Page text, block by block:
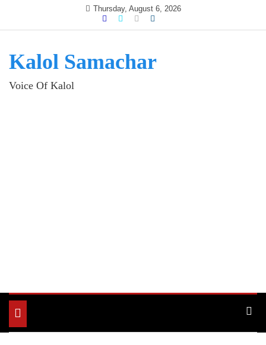
Thursday, August 6, 2026
Kalol Samachar
Voice Of Kalol
Toggle
navigation